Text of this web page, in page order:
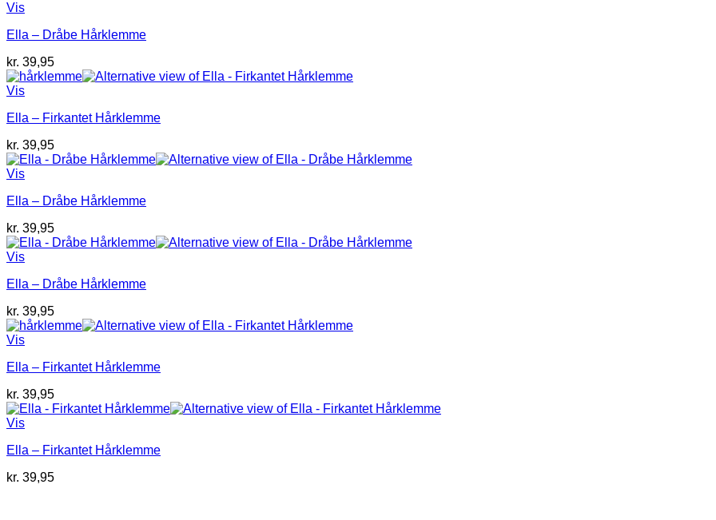
Vis
Ella – Dråbe Hårklemme
kr. 39,95
Vis
Ella – Firkantet Hårklemme
kr. 39,95
Vis
Ella – Dråbe Hårklemme
kr. 39,95
Vis
Ella – Dråbe Hårklemme
kr. 39,95
Vis
Ella – Firkantet Hårklemme
kr. 39,95
Vis
Ella – Firkantet Hårklemme
kr. 39,95